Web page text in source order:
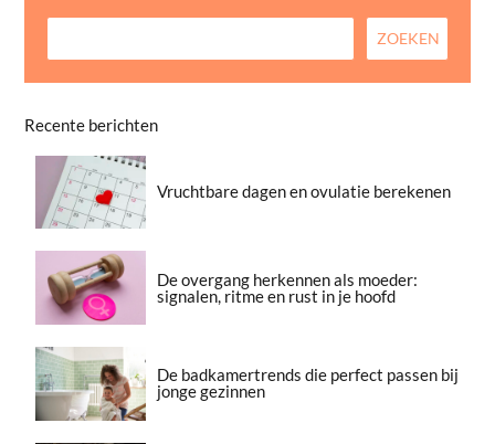
Recente berichten
Vruchtbare dagen en ovulatie berekenen
De overgang herkennen als moeder:
signalen, ritme en rust in je hoofd
De badkamertrends die perfect passen bij
jonge gezinnen